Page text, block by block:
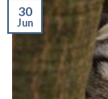
30
Jun